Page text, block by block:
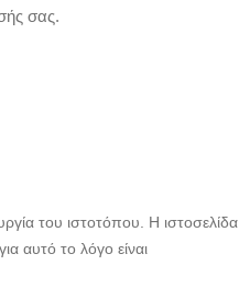
σας.
του ιστοτόπου. Η ιστοσελίδα
αυτό το λόγο είναι